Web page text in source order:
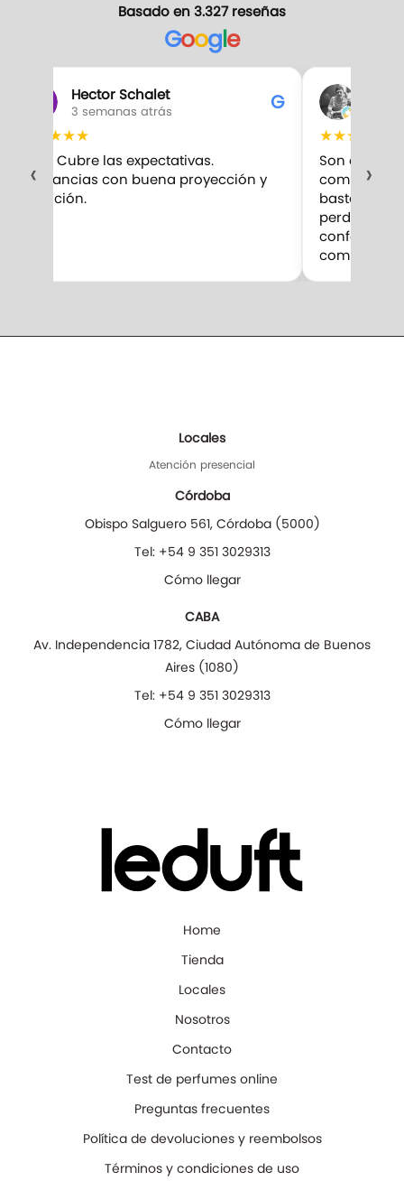
Basado en 3.327 reseñas
Google
‹
Hector Schalet
3 semanas atrás G
★★★
10/10 Cubre las expectativas.
Fragancias con buena proyección y
duración.
★★★
Son
compro.
bastante
perduran
confesar
›
Locales
Atención presencial
Córdoba
Obispo Salguero 561, Córdoba(5000)
Tel: +54 9 351 3029313
Cómo llegar
CABA
Av. Independencia 1782, Ciudad Autónoma de Buenos
Aires (1080)
Tel: +54 9 351 3029313
Cómo llegar
Home
Tienda
Locales
Nosotros
Contacto
Test de perfumes online
Preguntas frecuentes
Política de devoluciones y reembolsos
Términos y condiciones de uso